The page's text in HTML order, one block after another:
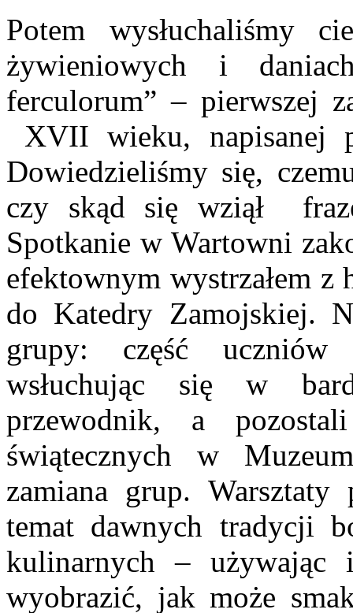
Potem wysłuchaliśmy
żywieniowych i
ferculorum” – pierwszej
XVII wieku, napisanej
Dowiedzieliśmy się,
czy skąd się wziął
Spotkanie w Wartowni
efektownym wystrzałem
do Katedry Zamojskiej.
grupy: część uczniów
wsłuchując się w
przewodnik, a
świątecznych w
zamiana grup. Warsztaty
temat dawnych tradycji
kulinarnych – używając
wyobrazić, jak może